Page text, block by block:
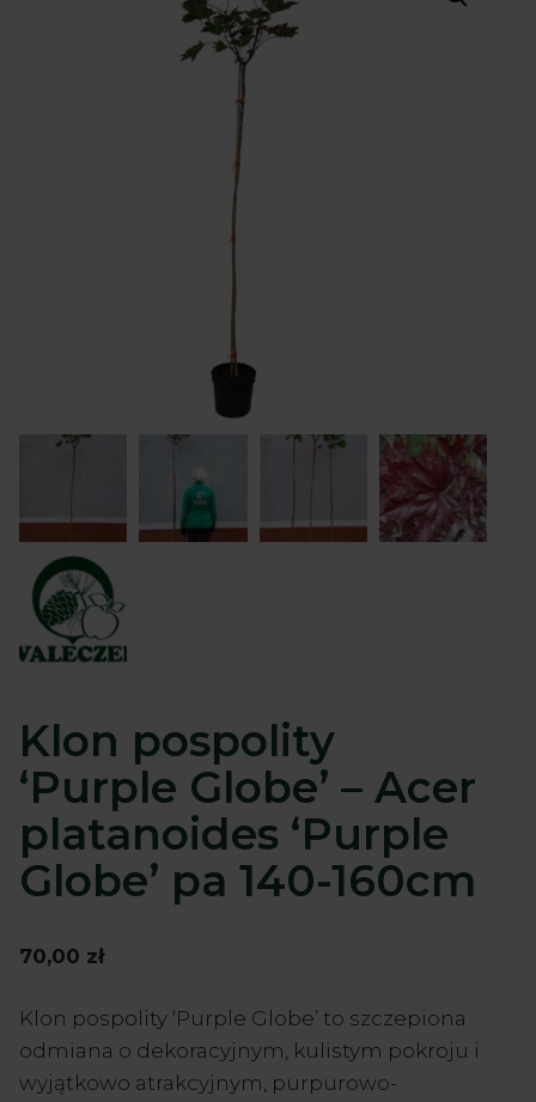
Klon pospolity
‘Purple Globe’ – Acer
platanoides ‘Purple
Globe’ pa 140-160cm
70,00 zł
Klon pospolity ‘Purple Globe’ to szczepiona
odmiana o dekoracyjnym, kulistym pokroju i
wyjątkowo atrakcyjnym, purpurowo-